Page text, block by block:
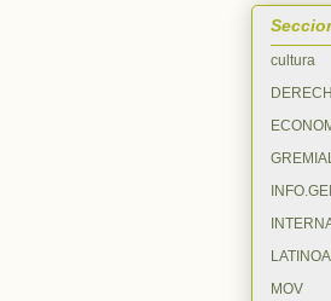
cultura
MOV